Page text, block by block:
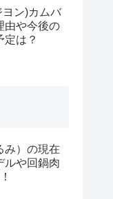
ン)カムバ
由や今後の
定は？
み）の現在
ルや回鍋肉